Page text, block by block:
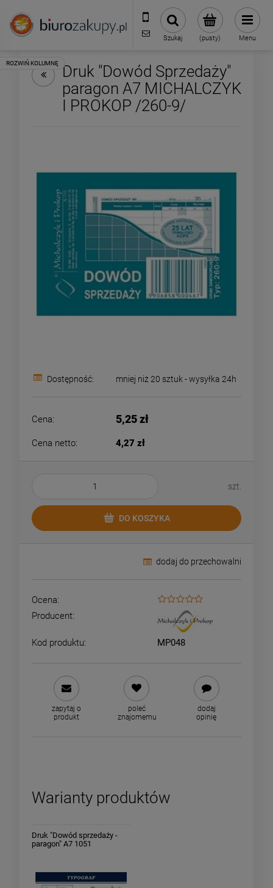
32 70 50 250
sklep@biurozakupy.pl
(pusty)
Szukaj Menu
Druk "Dowód Sprzedaży"
paragon A7 MICHALCZYK
I PROKOP /260-9/
Dostępność: mniej niż 20 sztuk - wysyłka 24h
Cena: 5,25 zł
Cena netto: 4,27 zł
szt.
DO KOSZYKA
dodaj do przechowalni
Ocena:
Producent:
Kod produktu: MP048
zapytaj o
produkt
poleć
znajomemu
dodaj
opinię
Warianty produktów
Druk "Dowód sprzedaży -
paragon" A7 1051